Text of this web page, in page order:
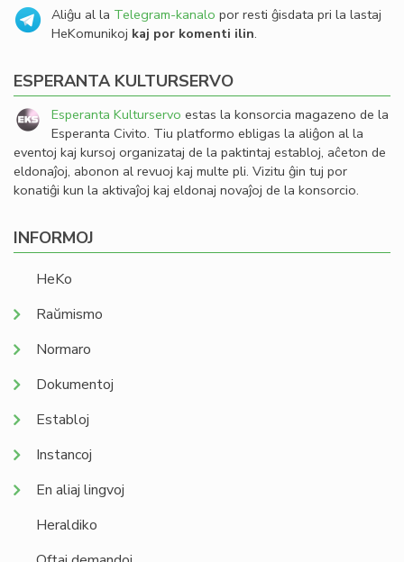
Aliĝu al la Telegram-kanalo por resti ĝisdata pri la lastaj
HeKomunikoj kaj por komenti ilin.
ESPERANTA KULTURSERVO
Esperanta Kulturservo estas la konsorcia magazeno de la
Esperanta Civito. Tiu platformo ebligas la aliĝon al la
eventoj kaj kursoj organizataj de la paktintaj establoj, aĉeton de
eldonaĵoj, abonon al revuoj kaj multe pli. Vizitu ĝin tuj por
konatiĝi kun la aktivaĵoj kaj eldonaj novaĵoj de la konsorcio.
INFORMOJ
HeKo
Raŭmismo
Normaro
Dokumentoj
Establoj
Instancoj
En aliaj lingvoj
Heraldiko